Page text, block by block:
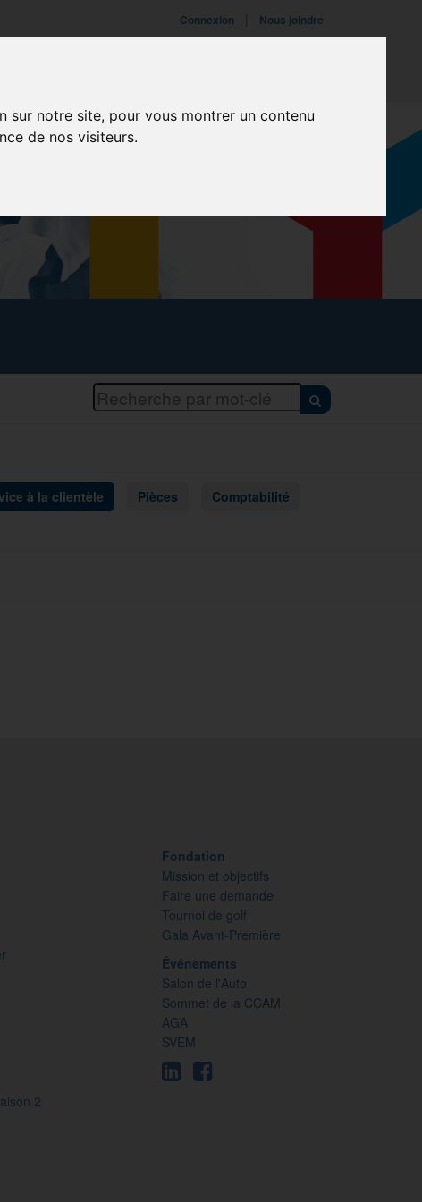
sur notre site, pour vous montrer un contenu
de nos visiteurs.
Connexion Nous joindre
à la clientèle Pièces Comptabilité
2
Fondation
Mission et objectifs
Faire une demande
Tournoi de golf
Gala Avant-Première
Événements
Salon de l'Auto
Sommet de la CCAM
AGA
SVEM